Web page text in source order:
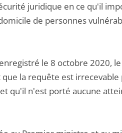
juridique en ce qu'il
de personnes
le 8 octobre 2020,
la requête est
qu'il n'est porté aucune